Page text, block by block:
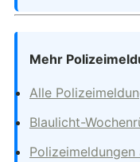
Mehr
Alle
Blaulicht-